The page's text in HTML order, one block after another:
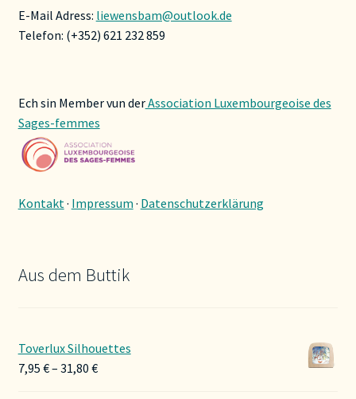
E-Mail Adress: liewensbam@outlook.de
Telefon: (+352) 621 232 859
Ech sin Member vun derAssociation Luxembourgeoise des
Sages-femmes
Kontakt · Impressum · Datenschutzerklärung
Aus dem Buttik
Toverlux Silhouettes
7,95 €– 31,80 €Preisspanne: